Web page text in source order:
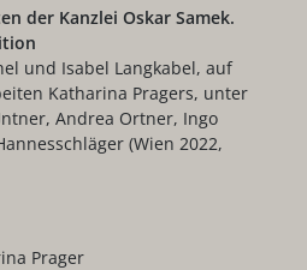
der Kanzlei Oskar Samek.
und Isabel Langkabel, auf
Katharina Pragers, unter
Andrea Ortner, Ingo
(Wien 2022,
Prager